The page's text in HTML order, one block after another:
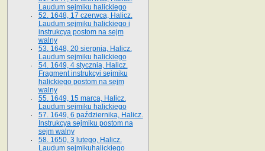
Laudum sejmiku halickiego
52. 1648, 17 czerwca, Halicz.
Laudum sejmiku halickiego i
instrukcya postom na sejm
walny
53. 1648, 20 sierpnia, Halicz.
Laudum sejmiku halickiego
54. 1649, 4 stycznia, Halicz.
Fragment instrukcyi sejmiku
halickiego postom na sejm
walny
55. 1649, 15 marca, Halicz.
Laudum sejmiku halickiego
57. 1649, 6 października, Halicz.
Instrukcya sejmiku postom na
sejm walny
58. 1650, 3 lutego, Halicz.
Laudum sejmikuhalickiego